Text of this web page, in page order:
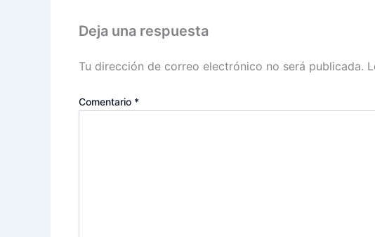
Deja una respuesta
Tu dirección de correo electrónico no será publicada.
Comentario *